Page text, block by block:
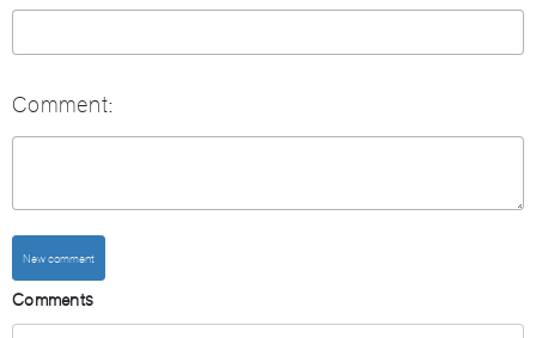
Comment:
Comments